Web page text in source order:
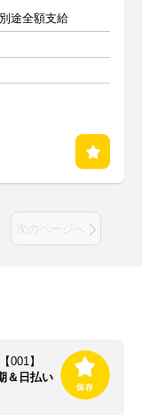
途全額支給
次のページへ
】
＆日払い